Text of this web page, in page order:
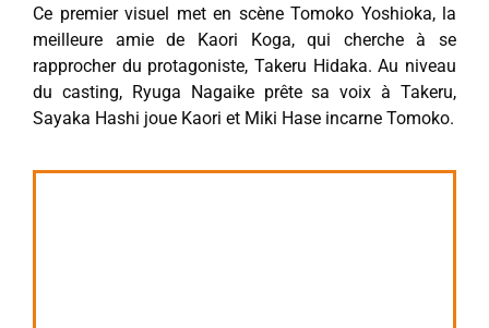
Ce premier visuel met en scène Tomoko Yoshioka, la
meilleure amie de Kaori Koga, qui cherche à se
rapprocher du protagoniste, Takeru Hidaka. Au niveau
du casting, Ryuga Nagaike prête sa voix à Takeru,
Sayaka Hashi joue Kaori et Miki Hase incarne Tomoko.